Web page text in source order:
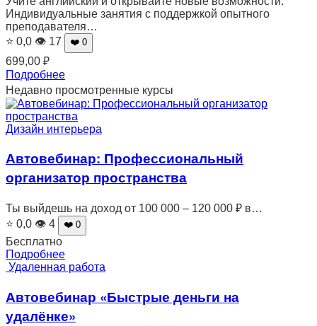
Индивидуальные занятия с поддержкой опытного
преподавателя…
⭐ 0,0 👁 17 ❤️ 0
699,00 ₽
Подробнее
Недавно просмотренные курсы
Дизайн интерьера
Автовебинар: Профессиональный
организатор пространства
Ты выйдешь на доход от 100 000 – 120 000 ₽ в…
⭐ 0,0 👁 4 ❤️ 0
Бесплатно
Подробнее
Удаленная работа
Автовебинар «Быстрые деньги на
удалёнке»